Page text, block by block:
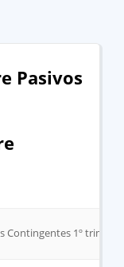
Pasivos
Contingentes 1º